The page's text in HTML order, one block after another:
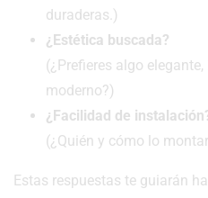
duraderas.)
¿Estética buscada?
(¿Prefieres algo
moderno?)
¿Facilidad de
(¿Quién y cómo lo
Estas respuestas te guiarán